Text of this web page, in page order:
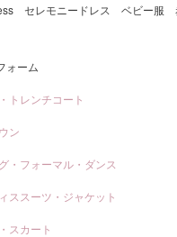
セレモニードレス ベビー服
ォーム
トレンチコート
ン
・フォーマル・ダンス
ススーツ・ジャケット
スカート